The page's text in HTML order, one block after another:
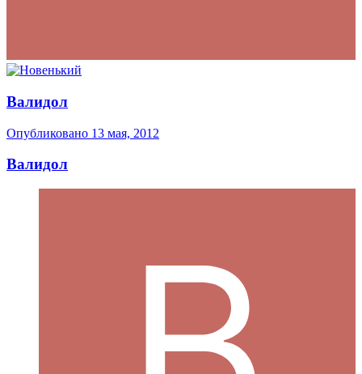
Валидол
Опубликовано 13 мая, 2012
Валидол